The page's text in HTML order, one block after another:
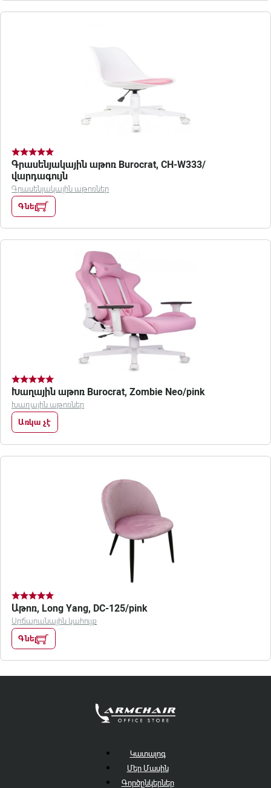
Գրասենյակային աթոռ Burocrat, CH-W333/
վարդագույն
Գրասենյակային աթոռներ
Գնել
Խաղային աթոռ Burocrat, Zombie Neo/pink
Խաղային աթոռներ
Առկա չէ
Աթոռ, Long Yang, DC-125/pink
Սրճարանային կահույք
Գնել
Կատալոգ
Մեր Մասին
Գործընկերներ